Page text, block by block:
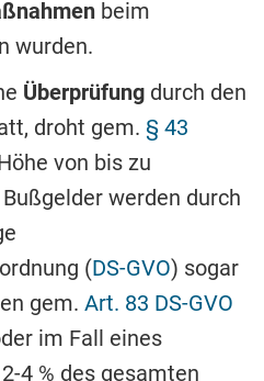
beim
wurden.
Überprüfung durch den
droht gem. § 43
von bis zu
werden durch
(DS-GVO) sogar
gem. Art. 83 DS-GVO
im Fall eines
4 % des gesamten